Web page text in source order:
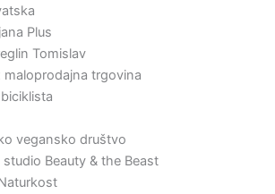
Plus
Tomislav
maloprodajna trgovina
vegansko društvo
studio Beauty & the Beast